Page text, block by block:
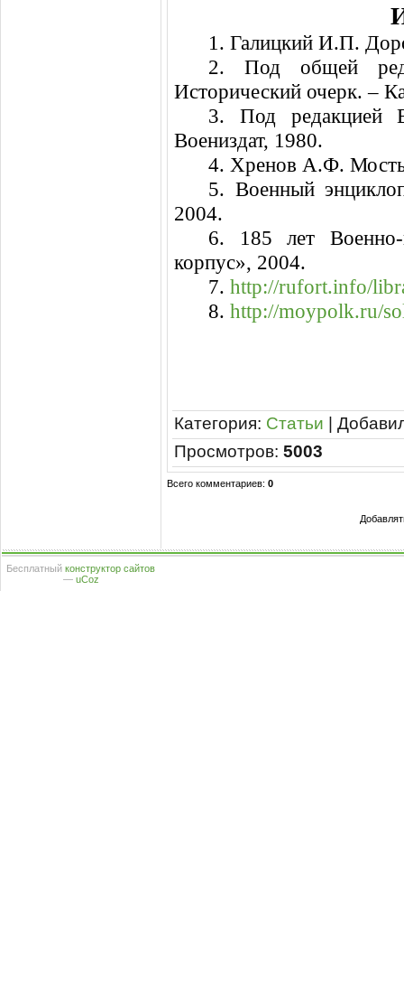
1. Галицкий И.П.
2. Под общей
Исторический очерк. –
3. Под редакцией
Воениздат, 1980.
4. Хренов А.Ф.
5. Военный
2004.
6. 185 лет
корпус», 2004.
7. http://rufort.info/
8. http://moypolk.ru/
Категория: Статьи |
Просмотров: 5003
Всего комментариев: 0
Бесплатный конструктор сайтов
— uCoz